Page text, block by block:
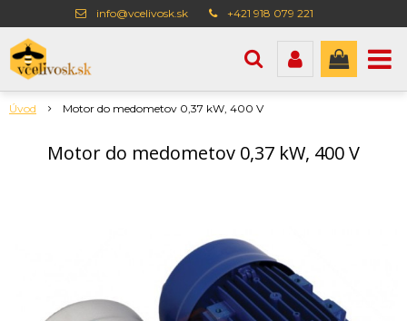
info@vcelivosk.sk +421 918 079 221
Úvod Motor do medometov 0,37 kW, 400 V
Motor do medometov 0,37 kW, 400 V